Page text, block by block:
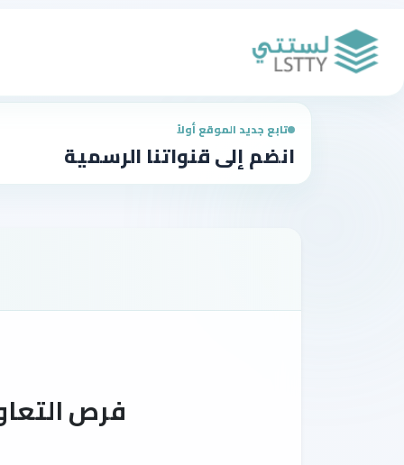
تابع جديد الموقع أولاً
انضم إلى قنواتنا الرسمية
فرص